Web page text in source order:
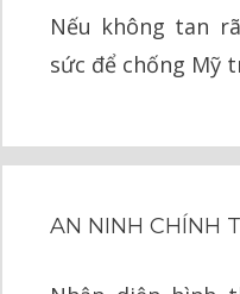
Nếu không tan
sức để chống Mỹ
AN NINH CHÍNH